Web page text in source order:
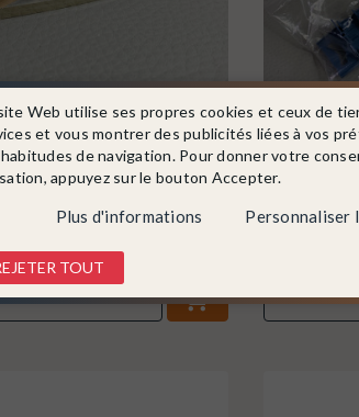
E138079
- MARKLIN E138079 - HO
DÉTAIL
Web utilise ses propres cookies et ceux de
et vous montrer des publicités liées à vos
de navigation. Pour donner votre
appuyez sur le bouton Accepter.
Plus d'informations Personnaliser
TOUT